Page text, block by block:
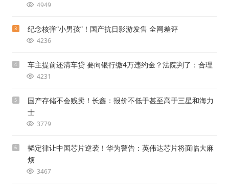
4949
3 纪念核弹“小男孩”！国产抗日影游发售 全网差评
4236
4 车主提前还清车贷 要向银行缴4万违约金？法院判了：合理
4231
5
国产存储不会贱卖！长鑫：报价不低于甚至高于三星和海力
士
3779
6
韬定律让中国芯片逆袭！华为警告：英伟达芯片将面临大麻
烦
3467